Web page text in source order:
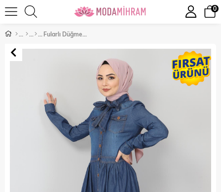
0
Fularlı Düğmeli Kot Elbise Koyu Kot 9159